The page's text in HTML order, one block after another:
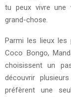
tu peux vivre une
grand-chose.
Parmi les lieux les
Coco Bongo,
choisissent un
découvrir
préfèrent une